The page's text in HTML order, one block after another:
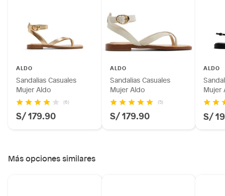
Productos que hayan sido previamente instalados.
Baterías de auto.
Motocicletas y bicicletas motorizadas.
ALDO
Sandalias Casuales
Mujer Aldo
(6)
S/ 179.90
ALDO
Sandalias Casuales
Mujer Aldo
(5)
S/ 179.90
ALDO
Mujer
S/
Más opciones similares